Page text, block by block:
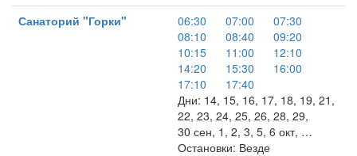
Санаторий "Горки"
06:30 07:00
07:30
08:10
08:40
09:20
10:15
11:00
12:10
14:20
15:30
16:00
17:10
17:40
Дни: 14, 15, 16, 17, 18, 19, 21,
22, 23, 24, 25, 26, 28, 29,
30 сен, 1, 2, 3, 5, 6 окт, …
Остановки: Везде